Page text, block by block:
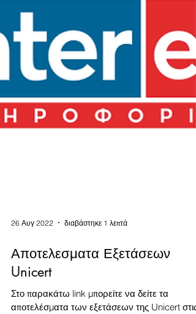
26 Αυγ 2022
Αποτελεσματα Εξετάσεων